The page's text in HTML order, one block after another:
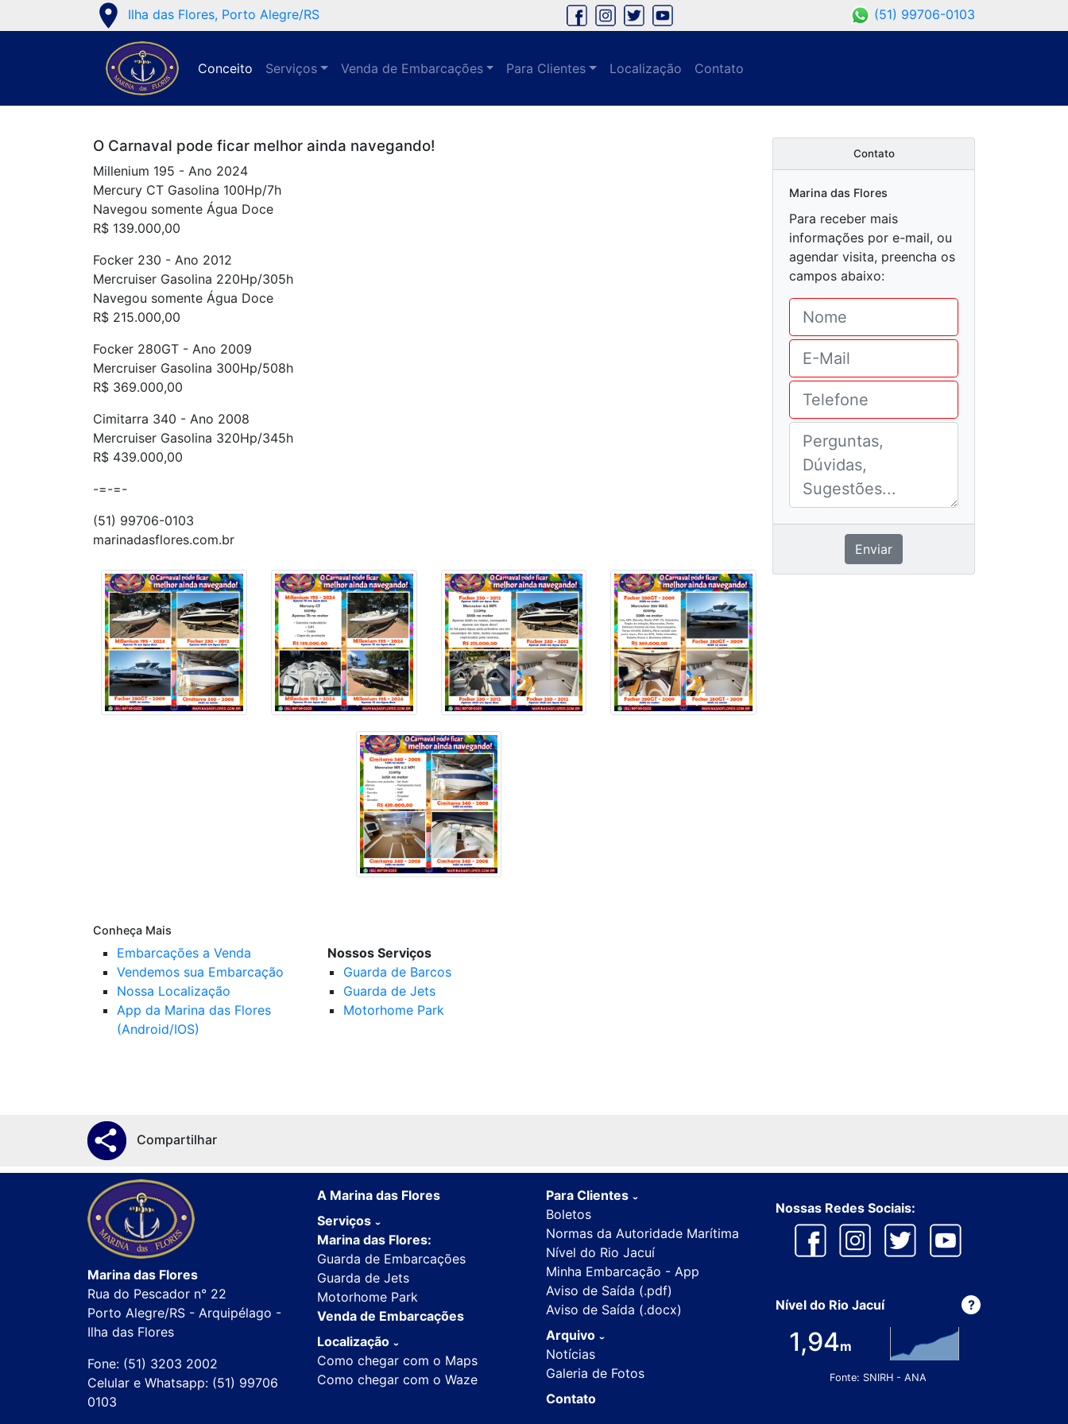
place Ilha das Flores, Porto Alegre/RS (51) 99706-0103
Conceito Serviços Venda de Embarcações Para Clientes Localização Contato
O Carnaval pode ficar melhor ainda navegando!
Millenium 195 - Ano 2024
Mercury CT Gasolina 100Hp/7h
Navegou somente Água Doce
R$ 139.000,00
Focker 230 - Ano 2012
Mercruiser Gasolina 220Hp/305h
Navegou somente Água Doce
R$ 215.000,00
Focker 280GT - Ano 2009
Mercruiser Gasolina 300Hp/508h
R$ 369.000,00
Cimitarra 340 - Ano 2008
Mercruiser Gasolina 320Hp/345h
R$ 439.000,00
-=-=-
(51) 99706-0103
marinadasflores.com.br
Conheça Mais
Embarcações a Venda
Vendemos sua Embarcação
Nossa Localização
App da Marina das Flores
(Android/IOS)
Nossos Serviços
Guarda de Barcos
Guarda de Jets
Motorhome Park
Contato
Marina das Flores
Para receber mais
informações por e-mail, ou
agendar visita, preencha os
campos abaixo:
Enviar
Compartilhar
Marina das Flores
Rua do Pescador n° 22
Porto Alegre/RS - Arquipélago -
Ilha das Flores
Fone: (51) 3203 2002
Celular e Whatsapp: (51) 99706
0103
A Marina das Flores
Serviços ˇ
Marina das Flores:
Guarda de Embarcações
Guarda de Jets
Motorhome Park
Venda de Embarcações
Localização ˇ
Como chegar com o Maps
Como chegar com o Waze
Para Clientes ˇ
Boletos
Normas da Autoridade Marítima
Nível do Rio Jacuí
Minha Embarcação - App
Aviso de Saída (.pdf)
Aviso de Saída (.docx)
Arquivo ˇ
Notícias
Galeria de Fotos
Contato
Nossas Redes Sociais:
Nível do Rio Jacuí ?
1,94m
Fonte: SNIRH - ANA